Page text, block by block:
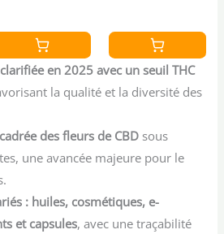
& Bien-
| Fabriquée
Premium
Fabriquée en
France |
Puissant | cdb
Hemp Oil herbe
en 2025 avec un seuil THC
la qualité et la diversité des
des fleurs de CBD sous
une avancée majeure pour le
: huiles, cosmétiques, e-
et capsules, avec une traçabilité